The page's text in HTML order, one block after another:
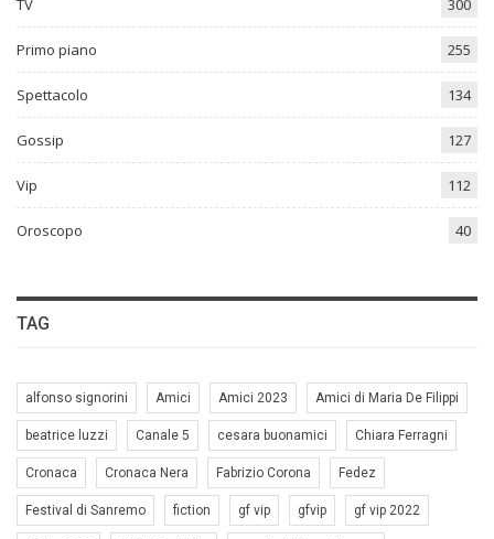
TV 300
Primo piano 255
Spettacolo 134
Gossip 127
Vip 112
Oroscopo 40
TAG
alfonso signorini Amici Amici 2023 Amici di Maria De Filippi
beatrice luzzi Canale 5 cesara buonamici Chiara Ferragni
Cronaca Cronaca Nera Fabrizio Corona Fedez
Festival di Sanremo fiction gf vip gfvip gf vip 2022